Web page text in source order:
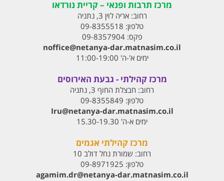
מרכז תרבות ופנאי – קריית נורדאו
רחוב:אריה לוין 3, נתניה
טלפון: 09-8355518
פקס:09-8357904
noffice@netanya-dar.matnasim.co.il
ימים א'-ה' 11:00-19:00
מרכז קהילתי - גבעת האירוסים
רחוב: חבצלת החוף 3, נתניה
טלפון: 09-8355849
Iru@netanya-dar.matnasim.co.il‏
ימים א-ה' 15.30-19.30
מרכז קהילתי אגמים
רחוב: שמורת נחל דולב 10
טלפון: 09-8971925
agamim.dr@netanya-dar.matnasim.co.il‏